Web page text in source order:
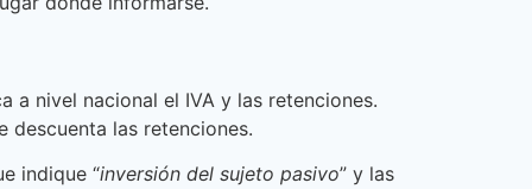
a nivel nacional el IVA y las retenciones.
descuenta las retenciones.
indique “inversión del sujeto pasivo” y las